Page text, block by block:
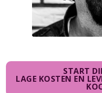
START
LAGE KOSTEN EN